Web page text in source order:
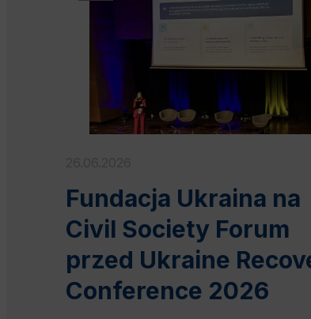
Fundacja Ukraina na
Civil Society Forum
przed Ukraine
Conference 2026